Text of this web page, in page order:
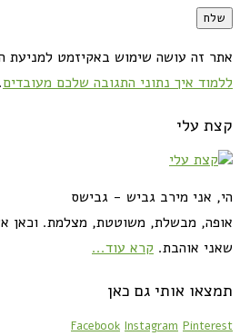
אתר זה עושה שימוש באקיזמט למניעת
ללמוד איך נתוני התגובה שלכם מעובדים.
קצת עלי
הי, אני מירב גביש - גבישס
אופה, מבשלת, משוטטת, מצלמת. וכאן
שאני אוהבת. קרא עוד...
תמצאו אותי גם כאן
Facebook Instagram Pinterest